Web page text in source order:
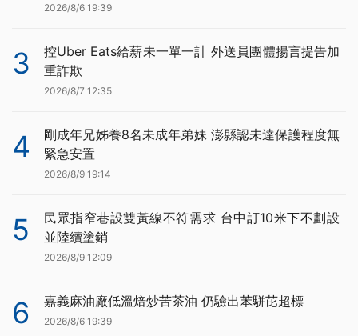
2026/8/6 19:39
3
控Uber Eats給薪未一單一計 外送員團體揚言提告加
重詐欺
2026/8/7 12:35
4
剛成年兄姊養8名未成年弟妹 澎縣認未達保護程度無
緊急安置
2026/8/9 19:14
5
民眾指窄巷設雙黃線不符需求 台中訂10米下不劃設
並陸續塗銷
2026/8/9 12:09
6 嘉義麻油廠低溫焙炒苦茶油 仍驗出苯駢芘超標
2026/8/6 19:39